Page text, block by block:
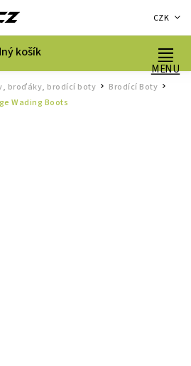
CZK
košík
broďáky, brodící boty / Brodící Boty /
Wading Boots